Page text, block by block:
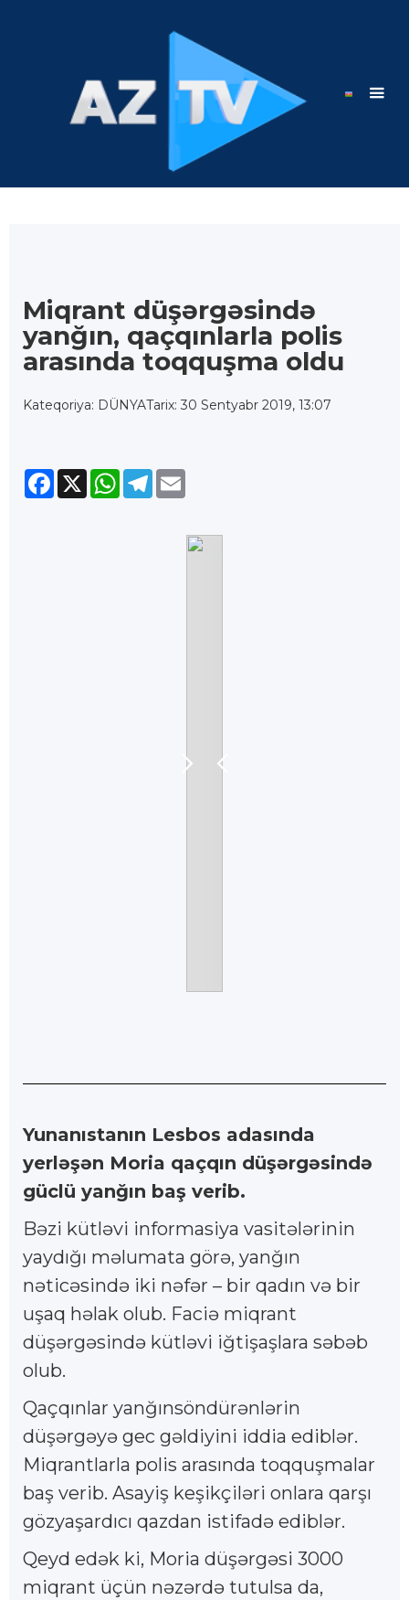
Miqrant düşərgəsində
yanğın, qaçqınlarla polis
arasında toqquşma oldu
Kateqoriya: DÜNYATarix: 30 Sentyabr 2019, 13:07
Facebook
X WhatsApp
Telegram
Yunanıstanın Lesbos adasında
yerləşən Moria qaçqın düşərgəsində
güclü yanğın baş verib.
Bəzi kütləvi informasiya vasitələrinin
yaydığı məlumata görə, yanğın
nəticəsində iki nəfər – bir qadın və bir
uşaq həlak olub. Faciə miqrant
düşərgəsində kütləvi iğtişaşlara səbəb
olub.
Qaçqınlar yanğınsöndürənlərin
düşərgəyə gec gəldiyini iddia ediblər.
Miqrantlarla polis arasında toqquşmalar
baş verib. Asayiş keşikçiləri onlara qarşı
gözyaşardıcı qazdan istifadə ediblər.
Qeyd edək ki, Moria düşərgəsi 3000
miqrant üçün nəzərdə tutulsa da,